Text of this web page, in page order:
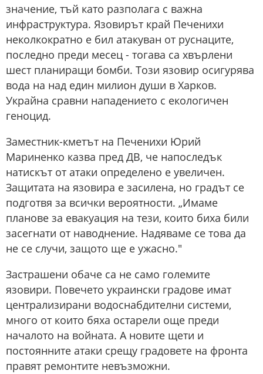
значение, тъй като разполага с важна
инфраструктура. Язовирът край Печенихи
неколкократно е бил атакуван от руснаците,
последно преди месец - тогава са хвърлени
шест планиращи бомби. Този язовир осигурява
вода на над един милион души в Харков.
Украйна сравни нападението с екологичен
геноцид.
Заместник-кметът на Печенихи Юрий
Мариненко казва пред ДВ, че напоследък
натискът от атаки определено е увеличен.
Защитата на язовира е засилена, но градът се
подготвя за всички вероятности. „Имаме
планове за евакуация на тези, които биха били
засегнати от наводнение. Надяваме се това да
не се случи, защото ще е ужасно."
Застрашени обаче са не само големите
язовири. Повечето украински градове имат
централизирани водоснабдителни системи,
много от които бяха остарели още преди
началото на войната. А новите щети и
постоянните атаки срещу градовете на фронта
правят ремонтите невъзможни.